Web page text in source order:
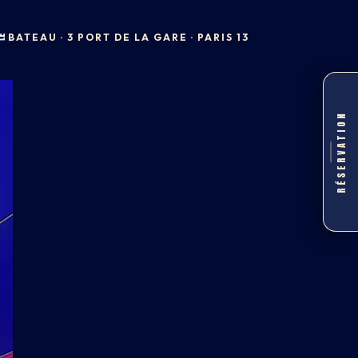
BATEAU · 3 PORT DE LA GARE · PARIS 13
RÉSERVATION